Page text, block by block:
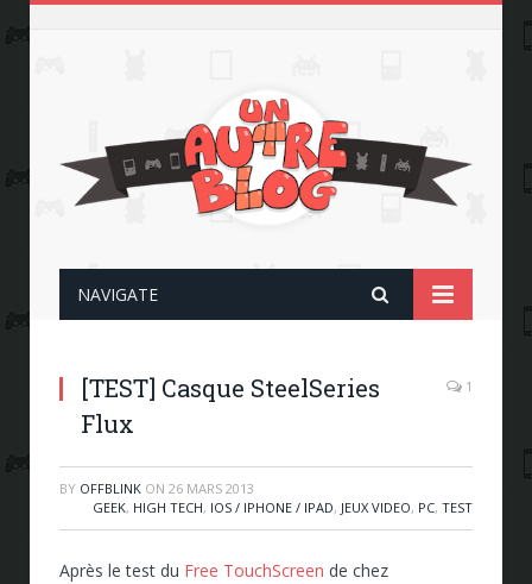
NAVIGATE
[TEST] Casque SteelSeries
Flux
1
BY OFFBLINK ON 26 MARS 2013
GEEK, HIGH TECH, IOS / IPHONE / IPAD, JEUX VIDEO, PC, TEST
Après le test du Free TouchScreen de chez